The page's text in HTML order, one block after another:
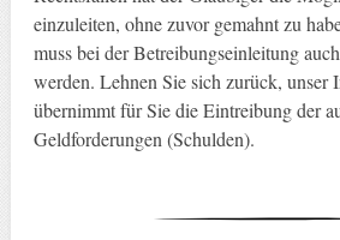
einzuleiten, ohne zuvor gemahnt zu
muss bei der Betreibungseinleitung
werden. Lehnen Sie sich zurück, unser
übernimmt für Sie die Eintreibung der
Geldforderungen (Schulden).